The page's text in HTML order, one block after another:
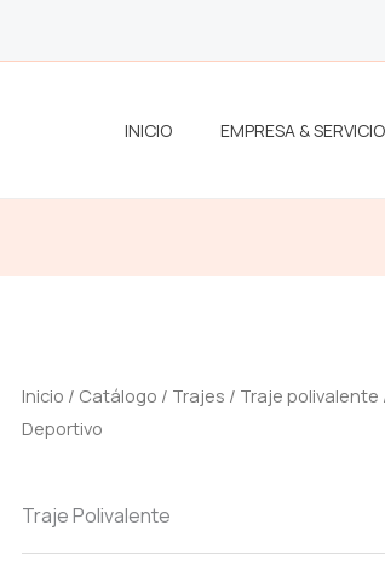
INICIO EMPRESA &
Inicio / Catálogo / Trajes / Traje polivalente
Deportivo
Traje Polivalente